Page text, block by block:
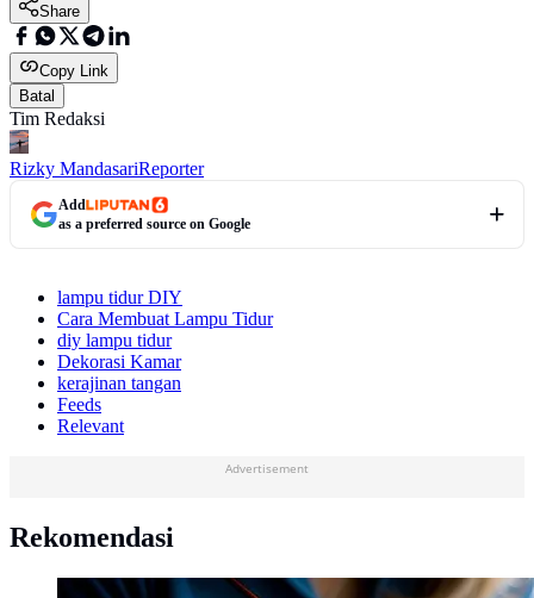
Share
Copy Link
Batal
Tim Redaksi
Rizky MandasariReporter
Add
as a preferred source on Google
lampu tidur DIY
Cara Membuat Lampu Tidur
diy lampu tidur
Dekorasi Kamar
kerajinan tangan
Feeds
Relevant
Advertisement
Rekomendasi